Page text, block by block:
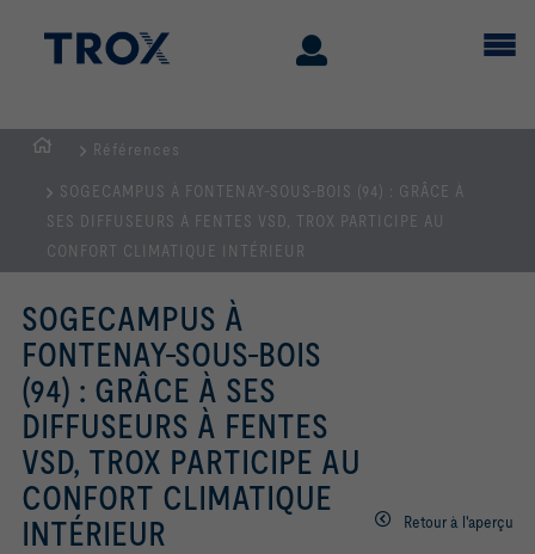
d'accueil
Références
SOGECAMPUS À FONTENAY-SOUS-BOIS (94) : GRÂCE À
SES DIFFUSEURS À FENTES VSD, TROX PARTICIPE AU
CONFORT CLIMATIQUE INTÉRIEUR
SOGECAMPUS À
FONTENAY-SOUS-BOIS
(94) : GRÂCE À SES
DIFFUSEURS À FENTES
VSD, TROX PARTICIPE AU
CONFORT CLIMATIQUE
INTÉRIEUR
Retour à l'aperçu